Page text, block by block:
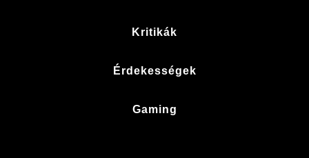
Kritikák
Érdekességek
Gaming